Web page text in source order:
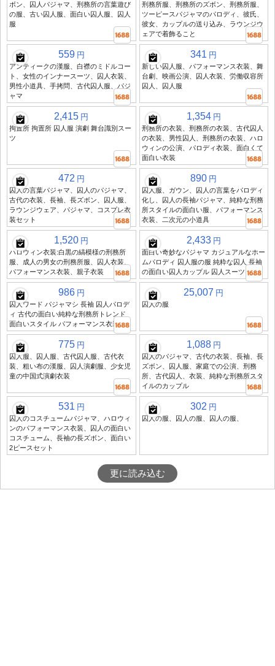
ボン、囚人パジャマ、刑務所の言葉遊び
の服、古い囚人服、面白い囚人服、囚人
服
刑務所服、刑務所のズボン、刑務所服、
ツーピースパジャマのパロディ、彼氏、
彼女、カップルの送り込み、ラウンジウ
ェアで着飾ること
559 円
アンティークの漢服、白襟のミドルコー
ト、女性のインナースーツ、囚人衣装、
男性小道具、手拷問、古代囚人服、パジ
ャマ
341 円
新しい囚人服、パフォーマンス衣装、舞
台劇、映画公演、囚人衣装、労働収容所
囚人、囚人服
2,415 円
拘置所 拘置所 囚人服 演劇 舞台識別スー
ツ
1,354 円
刑務所の衣装、刑務所の衣装、古代囚人
の衣装、男性囚人、刑務所の衣装、ハロ
ウィンの公演、パロディ衣装、面白くて
面白い衣装
472 円
囚人の言葉パジャマ、囚人のパジャマ、
古代の衣装、長袖、長ズボン、囚人服、
ラウンジウェア、パジャマ、コスプレ衣
装セット
890 円
囚人服、ガウン、囚人の言葉をパロディ
化し、囚人の長袖パジャマ、純粋な刑務
所スタイルの面白い服、パフォーマンス
衣装、二次元の小道具
1,520 円
ハロウィン衣装:白黒の縞模様の刑務所
服、成人の男女の刑務所服、囚人衣装、
パフォーマンス衣装、親子衣装
2,433 円
面白い奇妙なパジャマ カジュアルなホー
ムパロディ 囚人服の服 純粋な囚人 長袖
の面白い囚人カップル 囚人スーツ
986 円
囚人ワード パジャマシ 長袖 囚人パロデ
ィ 古代の面白い純粋な刑務所トレンド
面白いスタイル パフォーマンス衣装
25,007 円
囚人の服
775 円
囚人服、囚人服、古代囚人服、古代衣
装、粗い布の漢服、囚人演劇服、少女児
童の中国式演劇衣装
1,088 円
囚人のパジャマ、古代の衣装、長袖、長
ズボン、囚人服、家庭での公演、刑務
所、古代囚人、衣装、純粋な刑務所スタ
イルのカップル
531 円
囚人のコスチュームパジャマ、ハロウィ
ンのパフォーマンス衣装、囚人の面白い
コスチューム、長袖の長ズボン、面白い
2ピースセット
302 円
囚人の服、囚人の服、囚人の服、
更に読み込む